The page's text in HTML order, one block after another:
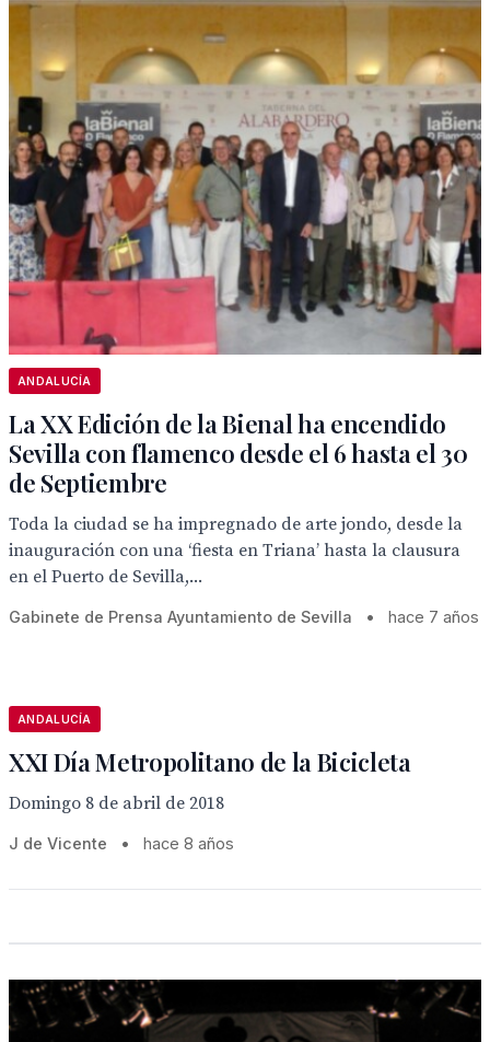
ANDALUCÍA
La XX Edición de la Bienal ha encendido
Sevilla con flamenco desde el 6 hasta el 30
de Septiembre
Toda la ciudad se ha impregnado de arte jondo, desde la
inauguración con una ‘fiesta en Triana’ hasta la clausura
en el Puerto de Sevilla,...
Gabinete de Prensa Ayuntamiento de Sevilla • hace 7 años
ANDALUCÍA
XXI Día Metropolitano de la Bicicleta
Domingo 8 de abril de 2018
J de Vicente • hace 8 años